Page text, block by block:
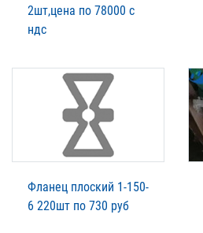
2шт,цена по 78000 с
ндс
Фланец плоский 1-150-
6 220шт по 730 руб